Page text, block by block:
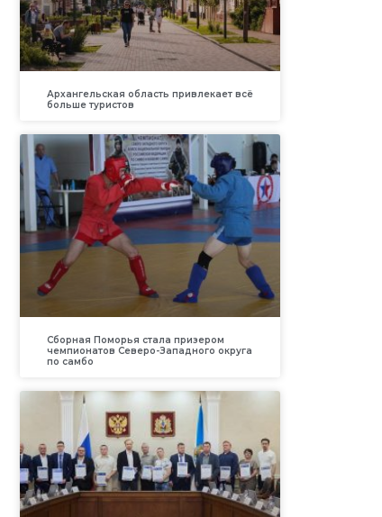
Архангельская область привлекает всё
больше туристов
Сборная Поморья стала призером
чемпионатов Северо-Западного округа
по самбо